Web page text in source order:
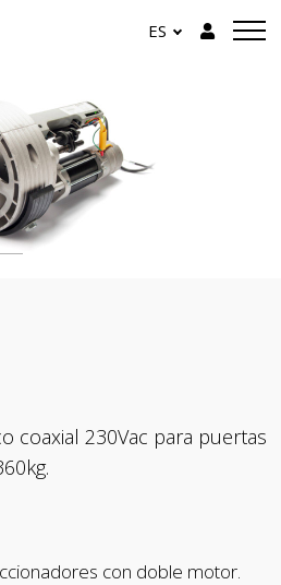
ES
coaxial 230Vac para puertas
con doble motor.